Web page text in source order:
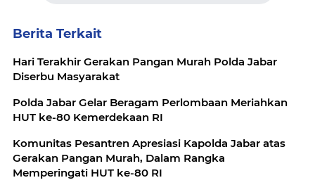
Berita Terkait
Hari Terakhir Gerakan Pangan Murah Polda Jabar
Diserbu Masyarakat
Polda Jabar Gelar Beragam Perlombaan Meriahkan
HUT ke-80 Kemerdekaan RI
Komunitas Pesantren Apresiasi Kapolda Jabar atas
Gerakan Pangan Murah, Dalam Rangka
Memperingati HUT ke-80 RI